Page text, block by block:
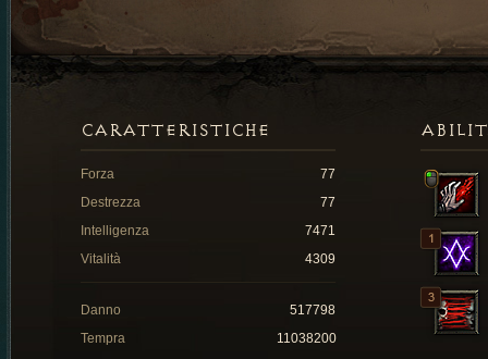
CARATTERISTICHE
Forza
77
Destrezza
77
Intelligenza
7471
Vitalità
4309
Danno
517798
Tempra
11038200